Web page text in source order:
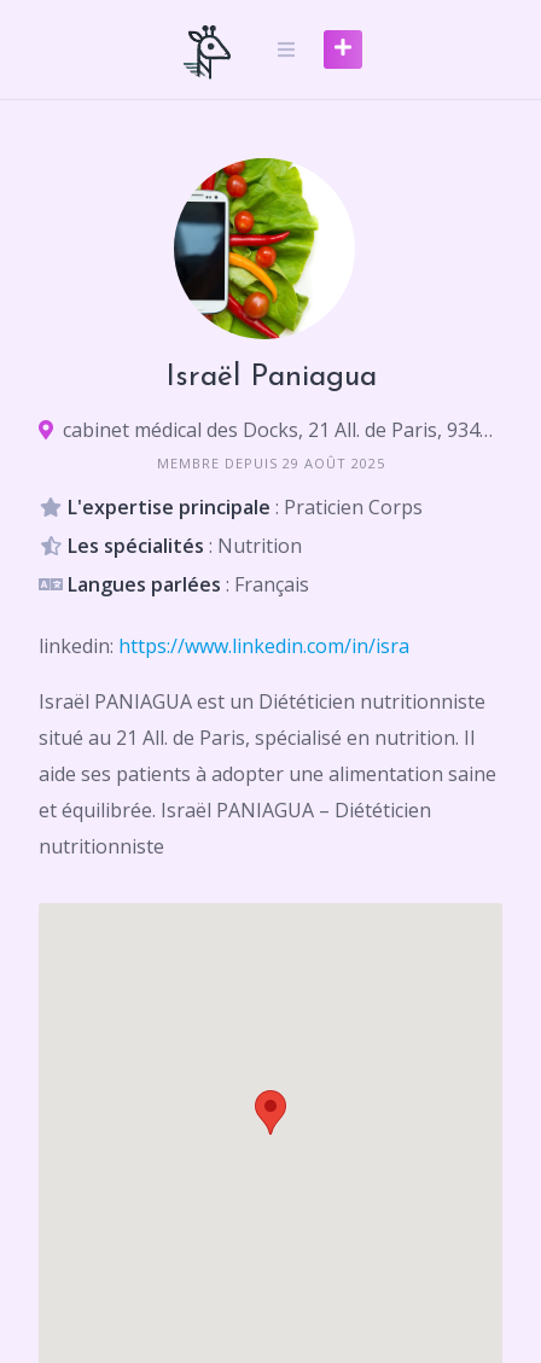
Israël Paniagua
cabinet médical des Docks, 21 All. de Paris, 93400 Saint-Ouen-sur-Seine
MEMBRE DEPUIS 29 AOÛT 2025
L'expertise principale : Praticien Corps
Les spécialités : Nutrition
Langues parlées : Français
linkedin: https://www.linkedin.com/in/isra
Israël PANIAGUA est un Diététicien nutritionniste
situé au 21 All. de Paris, spécialisé en nutrition. Il
aide ses patients à adopter une alimentation saine
et équilibrée. Israël PANIAGUA – Diététicien
nutritionniste